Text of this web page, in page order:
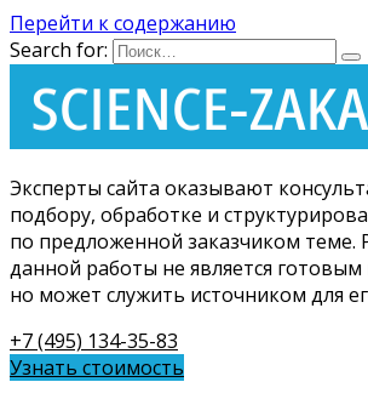
Перейти к содержанию
Search for:
Эксперты сайта оказывают
подбору, обработке и
по предложенной заказчиком теме.
данной работы не является
но может служить источником для
+7 (495) 134-35-83
Узнать стоимость